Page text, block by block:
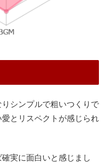
シンプルで粗いつくりで
とリスペクトが感じられ
実に面白いと感じまし